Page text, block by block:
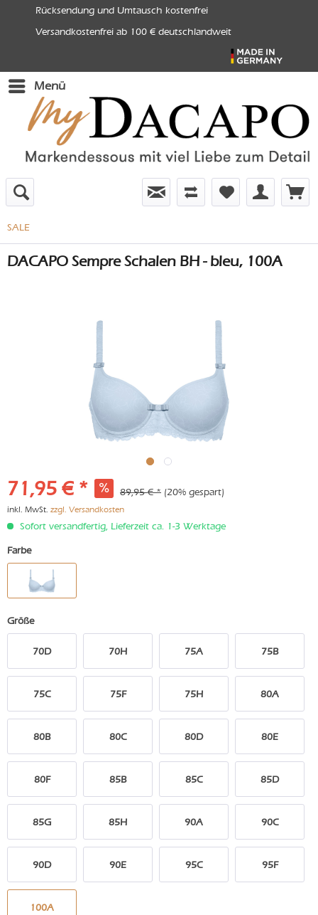
Rücksendung und Umtausch kostenfrei
Versandkostenfrei ab 100 € deutschlandweit
Menü
SALE
DACAPO Sempre Schalen BH - bleu, 100A
71,95 € * 89,95 € * (20% gespart)
inkl. MwSt. zzgl. Versandkosten
Sofort versandfertig, Lieferzeit ca. 1-3 Werktage
Farbe
Größe
70D 70H 75A 75B
75C 75F 75H 80A
80B 80C 80D 80E
80F 85B 85C 85D
85G 85H 90A 90C
90D 90E 95C 95F
100A